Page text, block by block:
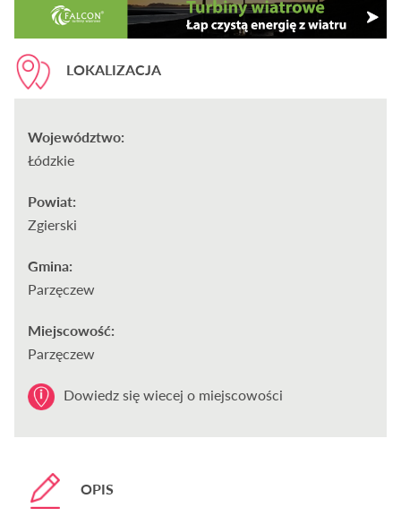
LOKALIZACJA
Województwo:
Łódzkie
Powiat:
Zgierski
Gmina:
Parzęczew
Miejscowość:
Parzęczew
Dowiedz się wiecej o miejscowości
OPIS